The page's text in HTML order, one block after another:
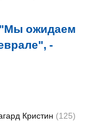
"Мы ожидаем
-
Кристин (125)